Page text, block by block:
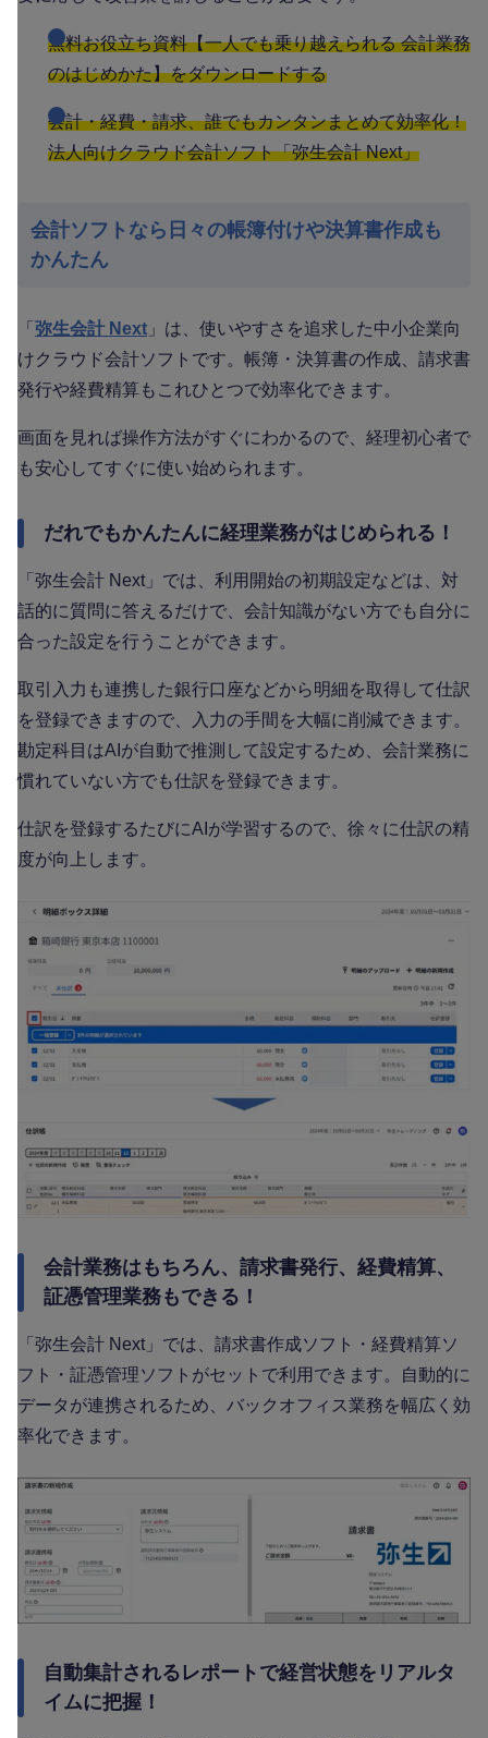
無料お役立ち資料【一人でも乗り越えられる 会計業務
のはじめかた】をダウンロードする
会計・経費・請求、誰でもカンタンまとめて効率化！
法人向けクラウド会計ソフト「弥生会計 Next」
会計ソフトなら日々の帳簿付けや決算書作成も
かんたん
「 弥生会計 Next 」は、使いやすさを追求した中小企業向
けクラウド会計ソフトです。帳簿・決算書の作成、請求書
発行や経費精算もこれひとつで効率化できます。
画面を見れば操作方法がすぐにわかるので、経理初心者で
も安心してすぐに使い始められます。
だれでもかんたんに経理業務がはじめられる！
「弥生会計 Next」では、利用開始の初期設定などは、対
話的に質問に答えるだけで、会計知識がない方でも自分に
合った設定を行うことができます。
取引入力も連携した銀行口座などから明細を取得して仕訳
を登録できますので、入力の手間を大幅に削減できます。
勘定科目はAIが自動で推測して設定するため、会計業務に
慣れていない方でも仕訳を登録できます。
仕訳を登録するたびにAIが学習するので、徐々に仕訳の精
度が向上します。
会計業務はもちろん、請求書発行、経費精算、
証憑管理業務もできる！
「弥生会計 Next」では、請求書作成ソフト・経費精算ソ
フト・証憑管理ソフトがセットで利用できます。自動的に
データが連携されるため、バックオフィス業務を幅広く効
率化できます。
自動集計されるレポートで経営状態をリアルタ
イムに把握！